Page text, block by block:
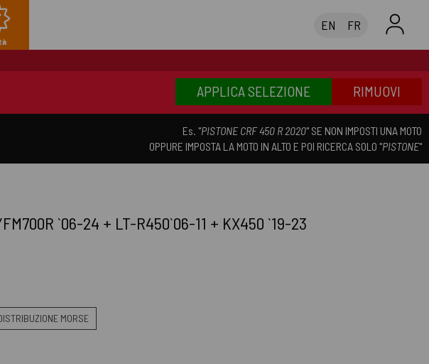
EN FR
APPLICA SELEZIONE RIMUOVI
Es. "PISTONE CRF 450 R 2020" SE NON IMPOSTI UNA MOTO
OPPURE IMPOSTA LA MOTO IN ALTO E POI RICERCA SOLO "PISTONE"
`06-24 + LT-R450`06-11 + KX450 `19-23
MORSE